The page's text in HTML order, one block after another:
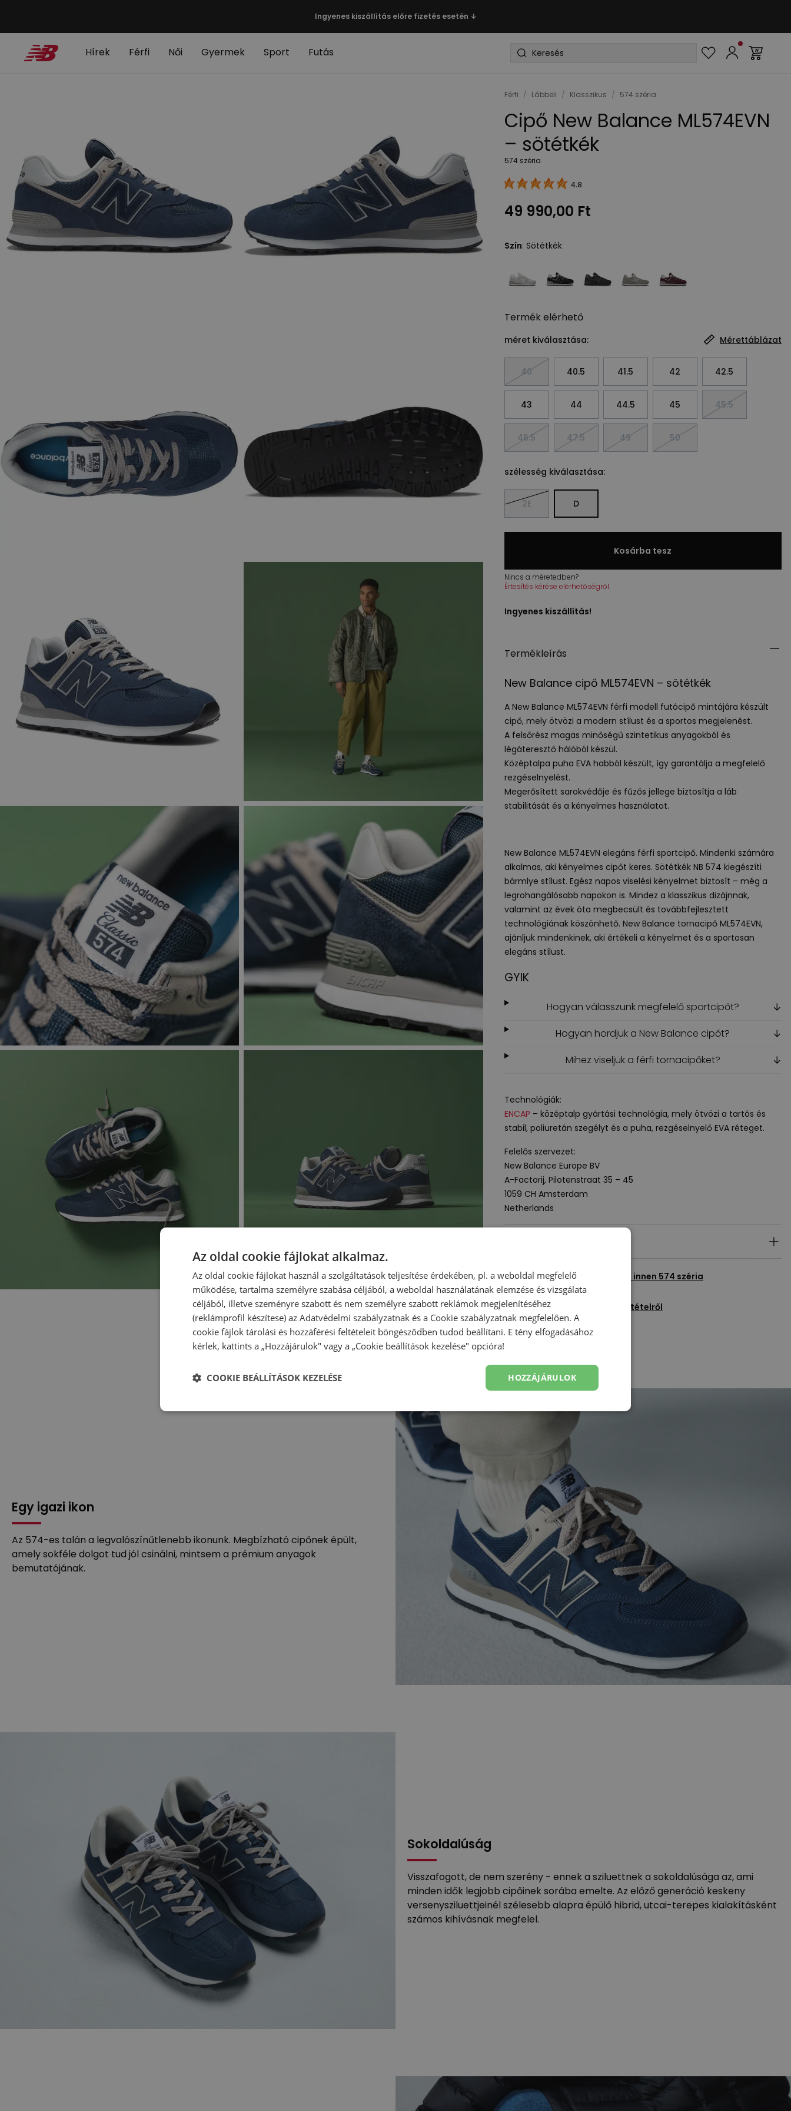
Ingyenes kiszállítás előre fizetés esetén ↓
Hírek Férfi Női Gyermek Sport Futás
Férfi / Lábbeli / Klasszikus / 574 széria
Cipő New Balance ML574EVN
– sötétkék
574 széria
4.8
49 990,00 Ft
Szín: Sötétkék
Termék elérhető
méret kiválasztása: Mérettáblázat
40 40.5 41.5 42 42.5
43 44 44.5 45 45.5
46.5 47.5 49 50
szélesség kiválasztása:
2E D
Kosárba tesz
Nincs a méretedben?
Értesítés kérése elérhetőségről
Ingyenes kiszállítás!
Termékleírás
New Balance cipő ML574EVN – sötétkék
A New Balance ML574EVN férfi modell futócipő mintájára készült
cipő, mely ötvözi a modern stílust és a sportos megjelenést.
A felsőrész magas minőségű szintetikus anyagokból és
légáteresztő hálóból készül.
Középtalpa puha EVAhabból készült, így garantálja a megfelelő
rezgéselnyelést.
Megerősített sarokvédője és fűzős jellege biztosítja a láb
stabilitását és a kényelmes használatot.
New Balance ML574EVN elegáns férfi sportcipő. Mindenki számára
alkalmas, aki kényelmes cipőt keres. Sötétkék NB 574 kiegészíti
bármlye stílust. Egész napos viselési kényelmet biztosít – még a
legrohangálósabb napokon is. Mindez a klasszikus dizájnnak,
valamint az évek óta megbecsült és továbbfejlesztett
technológiának köszönhető. New Balance tornacipő ML574EVN,
ajánljuk mindenkinek, aki értékeli a kényelmet és a sportosan
elegáns stílust.
GYIK
Hogyan válasszunk megfelelő sportcipőt? ↓
Hogyan hordjuk a New Balance cipőt? ↓
Mihez viseljük a férfi tornacipőket? ↓
Technológiák:
ENCAP – középtalp gyártási technológia, mely ötvözi a tartós és
stabil, poliuretán szegélyt és a puha, rezgéselnyelő EVAréteget.
Felelős szervezet:
New Balance Europe BV
A-Factorij, Pilotenstraat 35 – 45
1059 CH Amsterdam
Netherlands
Minden termék megtekintése innen 574 széria
Tegyél fel kérdést erről a tételről
Kedvencekhez ad
Egy igazi ikon
Az 574-es talán a legvalószínűtlenebb ikonunk. Megbízható cipőnek épült,
amely sokféle dolgot tud jól csinálni, mintsem a prémium anyagok
bemutatójának.
Sokoldalúság
Visszafogott, de nem szerény - ennek a sziluettnek a sokoldalúsága az, ami
minden idők legjobb cipőinek sorába emelte. Az előző generáció keskeny
versenysziluettjeinél szélesebb alapra épülő hibrid, utcai-terepes kialakításként
számos kihívásnak megfelel.
Az oldal cookie fájlokat alkalmaz.
Az oldal cookie fájlokat használ a szolgáltatások teljesítése érdekében, pl. a weboldal megfelelő
működése, tartalma személyre szabása céljából, a weboldal használatának elemzése és vizsgálata
céljából, illetve szeményre szabott és nem személyre szabott reklámok megjelenítéséhez
(reklámprofil készítese) az Adatvédelmi szabályzatnak és a Cookie szabályzatnak megfelelően. A
cookie fájlok tárolási és hozzáférési feltételeit böngésződben tudod beállítani. E tény elfogadásához
kérlek, kattints a „Hozzájárulok" vagy a „Cookie beállítások kezelése" opcióra!
HOZZÁJÁRULOK
COOKIE BEÁLLÍTÁSOK KEZELÉSE